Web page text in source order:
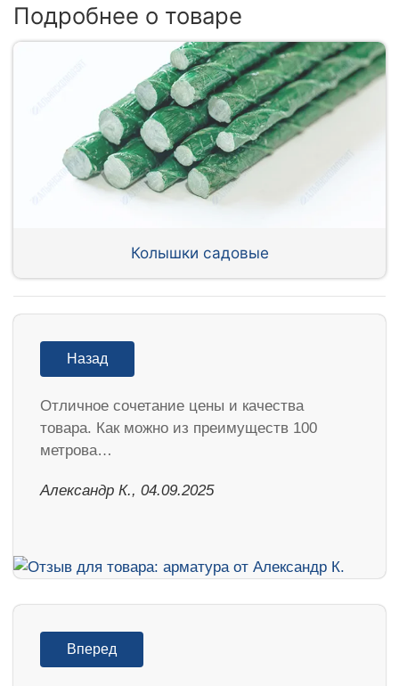
Подробнее о товаре
Колышки садовые
Назад
Отличное сочетание цены и качества
товара. Как можно из преимуществ 100
метрова…
Александр К., 04.09.2025
Вперед